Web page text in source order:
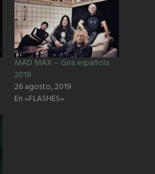
MAD MAX – Gira española
2019
26 agosto, 2019
En «FLASHES»